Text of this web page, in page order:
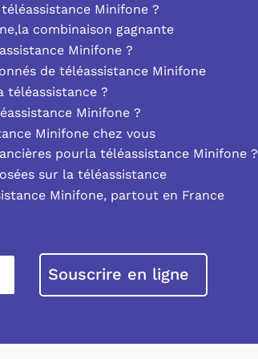
Minifone ?
combinaison gagnante
Minifone ?
de téléassistance Minifone
téléassistance ?
Minifone ?
Minifone chez vous
pourla téléassistance Minifone ?
sur la téléassistance
Minifone, partout en France
Souscrire en ligne